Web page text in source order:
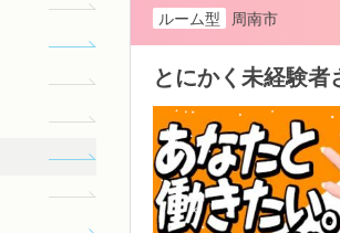
ルーム型 周南市
とにかく未経験者